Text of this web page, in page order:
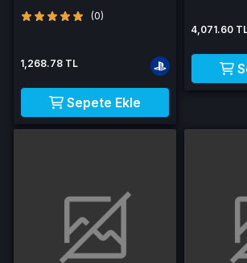
(0)
1,268.78 TL
Sepete Ekle
4,071.60